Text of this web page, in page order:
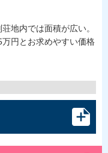
地内では面積が広い。
円とお求めやすい価格